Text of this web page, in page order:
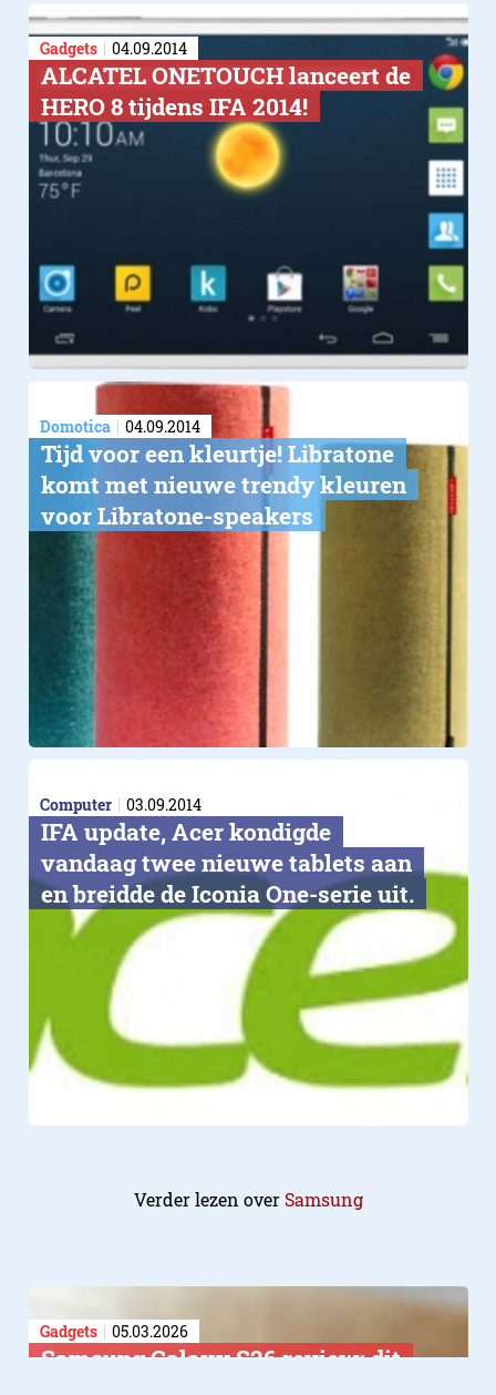
Gadgets 04.09.2014
ALCATEL ONETOUCH lanceert de
HERO 8 tijdens IFA 2014!
Domotica 04.09.2014
Tijd voor een kleurtje! Libratone
komt met nieuwe trendy kleuren
voor Libratone-speakers
Computer 03.09.2014
IFA update, Acer kondigde
vandaag twee nieuwe tablets aan
en breidde de Iconia One-serie uit.
Verder lezen overSamsung
Gadgets 05.03.2026
Samsung Galaxy S26 review: dit